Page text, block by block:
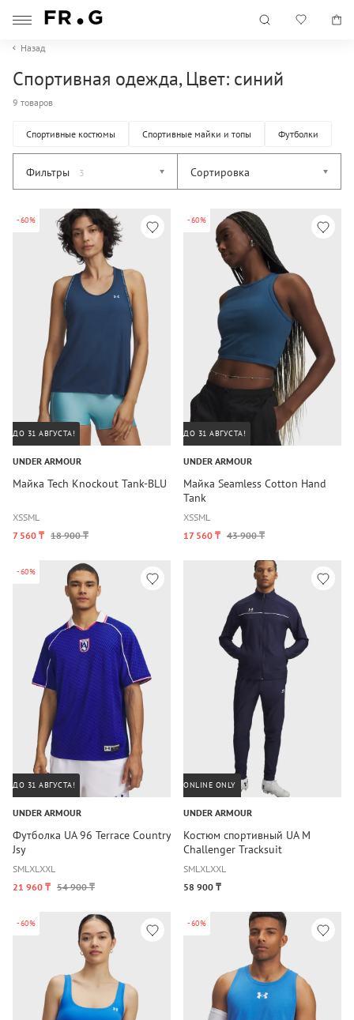
Назад
Спортивная одежда, Цвет: синий
9 товаров
Спортивные костюмы Спортивные майки и топы Футболки
Фильтры 3 Сортировка
-60%
ДО 31 АВГУСТА!
UNDER ARMOUR
Майка Tech Knockout Tank-BLU
XSSML
7 560 ₸ 18 900 ₸
-60%
ДО 31 АВГУСТА!
UNDER ARMOUR
Майка Seamless Cotton Hand
Tank
XSSML
17 560 ₸ 43 900 ₸
-60%
ДО 31 АВГУСТА!
UNDER ARMOUR
Футболка UA 96 Terrace Country
Jsy
SMLXLXXL
21 960 ₸ 54 900 ₸
ONLINE ONLY
UNDER ARMOUR
Костюм спортивный UA M
Challenger Tracksuit
SMLXLXXL
58 900 ₸
-60% -60%